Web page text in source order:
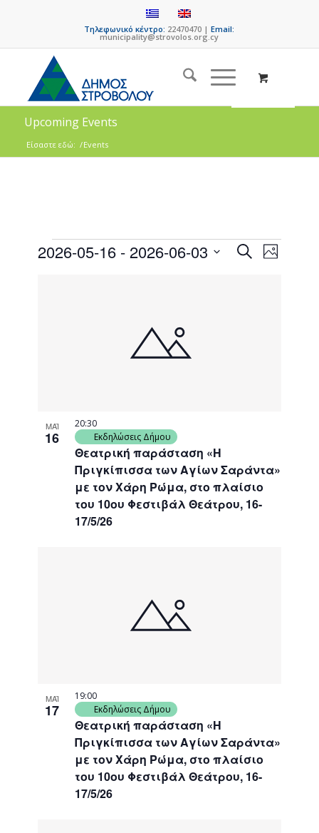
Τηλεφωνικό κέντρο: 22470470 |Email:
municipality@strovolos.org.cy
Upcoming Events
Είσαστε εδώ: /Events
Events
SearchEvent
Views
Photo
2026-05-16 - 2026-06-03
ΜΑΪ
16
Θεατρική παράσταση «Η
Πριγκίπισσα των Αγίων Σαράντα»
με τον Χάρη Ρώμα, στο πλαίσιο
του 10ου Φεστιβάλ Θεάτρου, 16-
17/5/26
20:30
Εκδηλώσεις Δήμου
ΜΑΪ
17
Θεατρική παράσταση «Η
Πριγκίπισσα των Αγίων Σαράντα»
με τον Χάρη Ρώμα, στο πλαίσιο
του 10ου Φεστιβάλ Θεάτρου, 16-
17/5/26
19:00
Εκδηλώσεις Δήμου